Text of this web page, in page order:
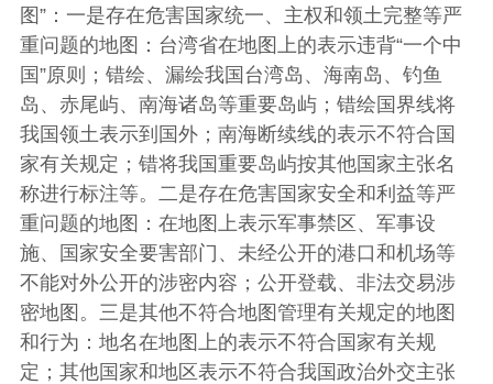
图”：一是存在危害国家统一、主权和领土完整等严
重问题的地图：台湾省在地图上的表示违背“一个中
国”原则；错绘、漏绘我国台湾岛、海南岛、钓鱼
岛、赤尾屿、南海诸岛等重要岛屿；错绘国界线将
我国领土表示到国外；南海断续线的表示不符合国
家有关规定；错将我国重要岛屿按其他国家主张名
称进行标注等。二是存在危害国家安全和利益等严
重问题的地图：在地图上表示军事禁区、军事设
施、国家安全要害部门、未经公开的港口和机场等
不能对外公开的涉密内容；公开登载、非法交易涉
密地图。三是其他不符合地图管理有关规定的地图
和行为：地名在地图上的表示不符合国家有关规
定；其他国家和地区表示不符合我国政治外交主张